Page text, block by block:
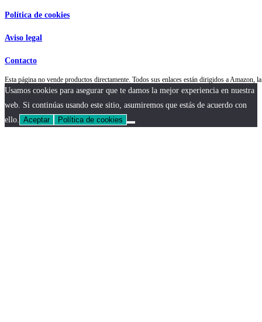
Política de cookies
Aviso legal
Contacto
Esta página no vende productos directamente. Todos sus enlaces están dirigidos a
Usamos cookies para asegurar que te damos la mejor experiencia en nuestra
web. Si continúas usando este sitio, asumiremos que estás de acuerdo con
ello. Aceptar Política de cookies